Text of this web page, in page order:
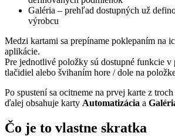
Galéria – prehľad dostupných už
výrobcu
Medzi kartami sa prepíname poklepaním na
aplikácie.
Pre jednotlivé položky sú dostupné funkcie v
tlačidiel alebo švihaním hore / dole na
Po spustení sa ocitneme na prvej karte z
ďalej obsahuje karty Automatizácia a
Čo je to vlastne skratka